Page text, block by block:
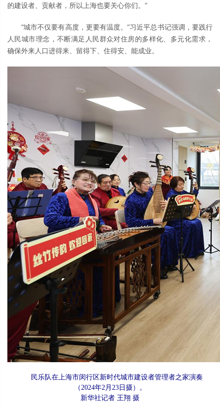
的建设者、贡献者，所以上海也要关心你们。”
“城市不仅要有高度，更要有温度。”习近平总书记强调，要践行
人民城市理念，不断满足人民群众对住房的多样化、多元化需求，
确保外来人口进得来、留得下、住得安、能成业。
民乐队在上海市闵行区新时代城市建设者管理者之家演奏
（2024年2月23日摄）。
新华社记者 王翔 摄